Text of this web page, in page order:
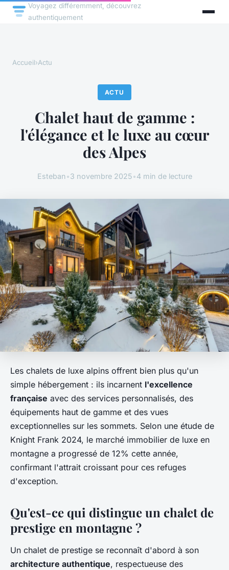
Voyagez différemment, découvrez
authentiquement
Accueil›Actu
ACTU
Chalet haut de gamme :
l'élégance et le luxe au cœur
des Alpes
Esteban•3 novembre 2025•4 min de lecture
Les chalets de luxe alpins offrent bien plus qu'un
simple hébergement : ils incarnent l'excellence
française avec des services personnalisés, des
équipements haut de gamme et des vues
exceptionnelles sur les sommets. Selon une étude de
Knight Frank 2024, le marché immobilier de luxe en
montagne a progressé de 12% cette année,
confirmant l'attrait croissant pour ces refuges
d'exception.
Qu'est-ce qui distingue un chalet de
prestige en montagne ?
Un chalet de prestige se reconnaît d'abord à son
architecture authentique, respectueuse des